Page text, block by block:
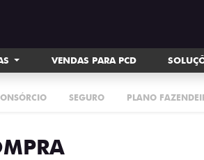
VENDAS PARA PCD
SEGURO PLANO